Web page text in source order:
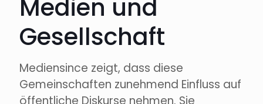
Medien und
Gesellschaft
Mediensince zeigt, dass diese
Gemeinschaften zunehmend Einfluss auf